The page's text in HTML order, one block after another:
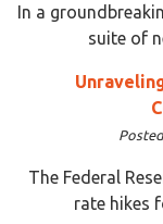
In a
suite of
The Federal
rate hikes